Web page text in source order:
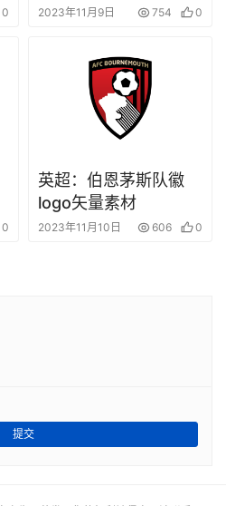
0 2023年11月9日 754 0
0
英超：伯恩茅斯队徽
logo矢量素材
2023年11月10日 606 0
提交